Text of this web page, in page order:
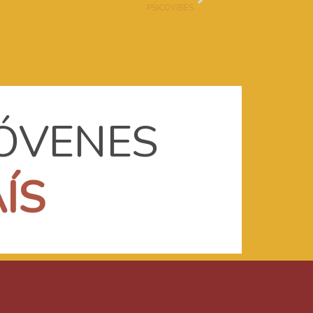
PSICOVIBES
ÍS